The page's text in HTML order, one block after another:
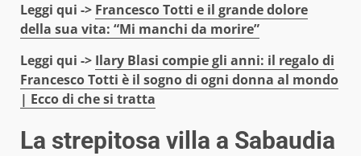
Leggi qui -> Francesco Totti e il grande dolore
della sua vita: “Mi manchi da morire”
Leggi qui -> Ilary Blasi compie gli anni: il regalo di
Francesco Totti è il sogno di ogni donna al mondo
| Ecco di che si tratta
La strepitosa villa a Sabaudia